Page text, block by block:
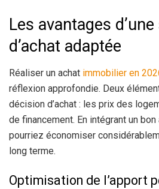
Les avantages
d’achat adaptée
Réaliser un achat immobilier en
réflexion approfondie. Deux
décision d’achat : les prix des
de financement. En intégrant un
pourriez économiser
long terme.
Optimisation de l’apport